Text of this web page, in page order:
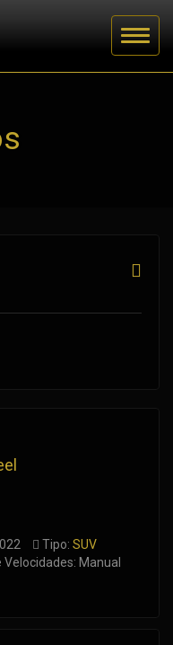
Tipo: SUV
Velocidades: Manual